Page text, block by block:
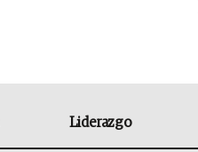
Liderazgo